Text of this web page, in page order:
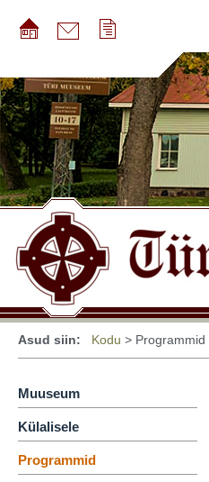
Asud siin: Kodu > Programmid
Muuseum
Külalisele
Programmid